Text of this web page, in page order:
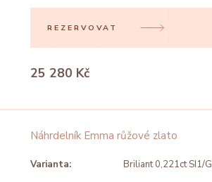
REZERVOVAT
25 280 Kč
Náhrdelník Emma růžové zlato
Varianta: Briliant 0,221ct SI1/G